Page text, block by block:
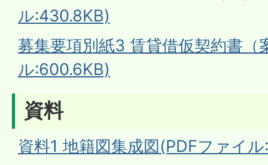
ル:430.8KB)
募集要項別紙3 賃貸借仮契約書（
ル:600.6KB)
資料
資料1 地籍図集成図(PDFファイ